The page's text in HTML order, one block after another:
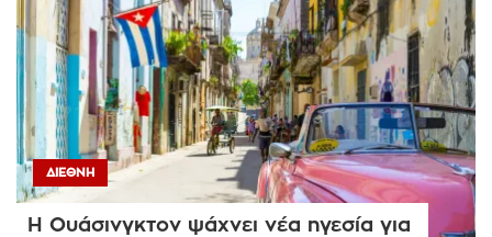
ΔΙΕΘΝΉ
Η Ουάσινγκτον ψάχνει νέα ηγεσία για